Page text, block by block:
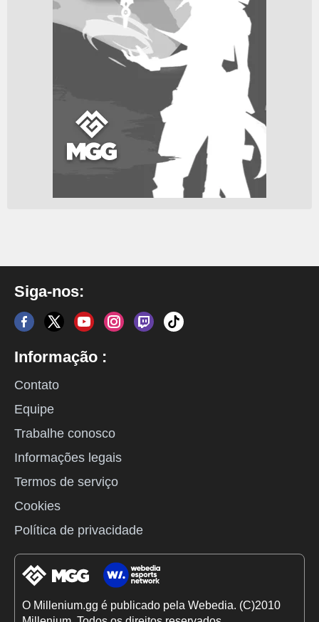
Siga-nos:
Informação :
Contato
Equipe
Trabalhe conosco
Informações legais
Termos de serviço
Cookies
Política de privacidade
O Millenium.gg é publicado pela Webedia. (C)2010